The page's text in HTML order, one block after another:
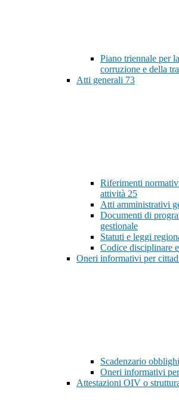
Piano triennale per
corruzione e della
Atti generali 73
Riferimenti
attività 25
Atti amministrativi
Documenti di
gestionale
Statuti e leggi
Codice disciplinare
Oneri informativi per
Scadenzario
Oneri informativi
Attestazioni OIV o